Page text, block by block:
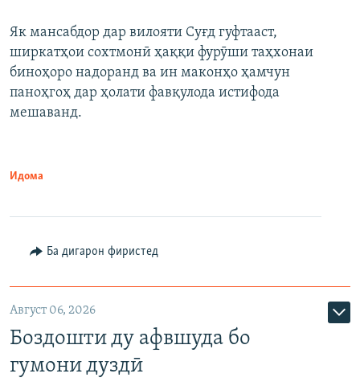
Як мансабдор дар вилояти Суғд гуфтааст,
ширкатҳои сохтмонӣ ҳаққи фурӯши таҳхонаи
биноҳоро надоранд ва ин маконҳо ҳамчун
паноҳгоҳ дар ҳолати фавқулода истифода
мешаванд.
Идома
Ба дигарон фиристед
Август 06, 2026
Боздошти ду афвшуда бо
гумони дуздӣ